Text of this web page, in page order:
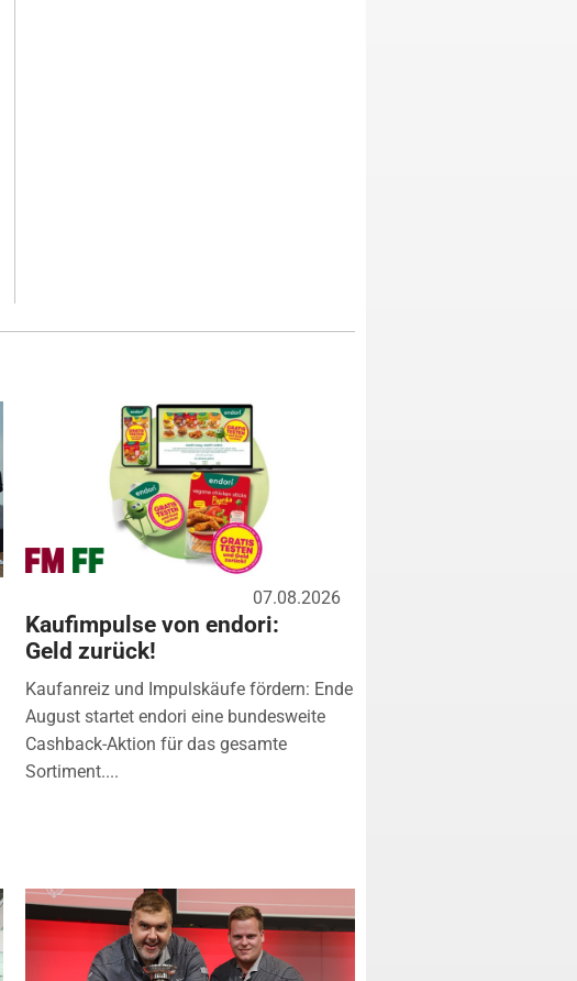
07.08.2026
Kaufimpulse von endori:
Geld zurück!
Kaufanreiz und Impulskäufe fördern: Ende
August startet endori eine bundesweite
Cashback-Aktion für das gesamte
Sortiment....